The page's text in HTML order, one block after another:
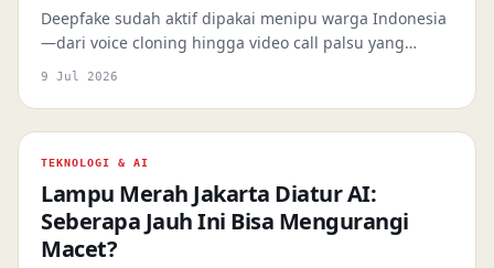
Deepfake sudah aktif dipakai menipu warga Indonesia
—dari voice cloning hingga video call palsu yang
meyakinkan. Kenali modusnya, kenali tanda-tandanya,
9 Jul 2026
TEKNOLOGI & AI
Lampu Merah Jakarta Diatur AI:
Seberapa Jauh Ini Bisa Mengurangi
Macet?